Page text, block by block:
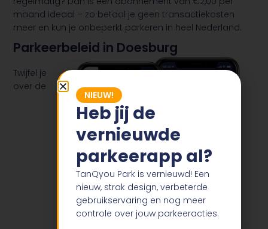
maand ideaal – zo betaal je geen transactiekosten
meer en kun je onbeperkt parkeren in heel Nederland.
Parkeerbeleid in Doesburg
Twijfel je
over de
NIEUW!
Heb jij de
vernieuwde
parkeerapp al?
TanQyou Park is vernieuwd! Een
nieuw, strak design, verbeterde
gebruikservaring en nog meer
controle over jouw parkeeracties.